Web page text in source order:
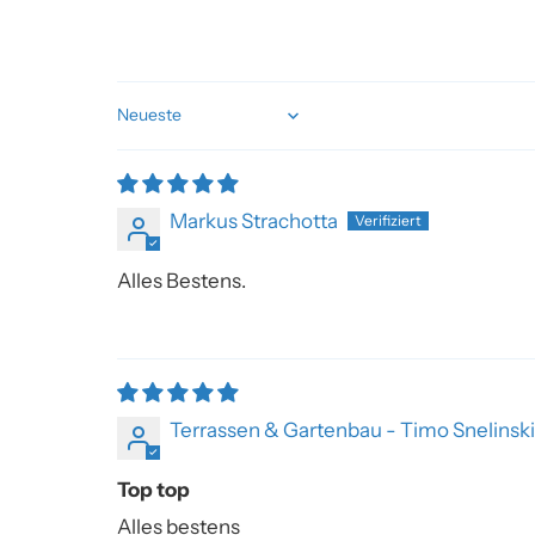
Sort by
Markus Strachotta
Alles Bestens.
Terrassen & Gartenbau - Timo Snelinski
Top top
Alles bestens